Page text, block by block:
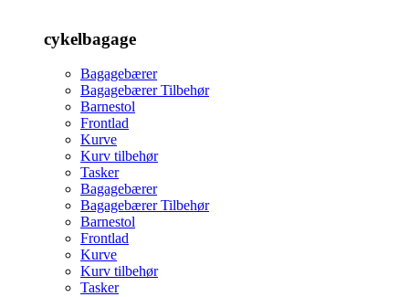
cykelbagage
Bagagebærer
Bagagebærer Tilbehør
Barnestol
Frontlad
Kurve
Kurv tilbehør
Tasker
Bagagebærer
Bagagebærer Tilbehør
Barnestol
Frontlad
Kurve
Kurv tilbehør
Tasker